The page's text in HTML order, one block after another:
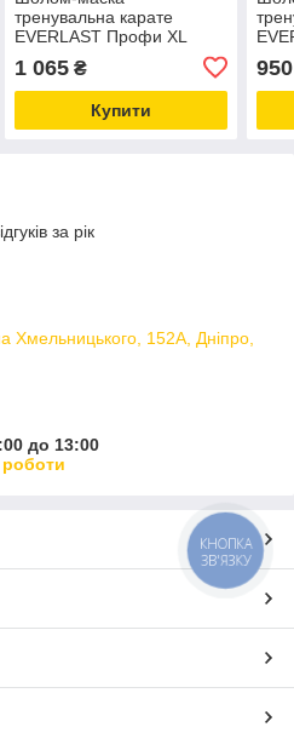
тренувальна карате
EVERLAST Профи XL
1 065₴
Купити
950
за рік
Хмельницького, 152А, Дніпро,
до 13:00
роботи
КНОПКА
ЗВ'ЯЗКУ